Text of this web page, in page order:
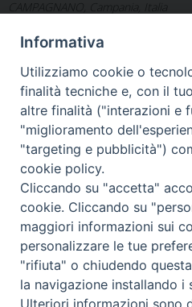
CAMPAGNANO, Campania, Italia
S. GIOVAN GIUSEPPE
DELLA CROCE ALIFE
Diocesi di Alife-
Via Angelo Scorciarini
Tel: 0823.786166 /
Email:
Informativa
Utilizziamo cookie o
finalità tecniche e, con il
altre finalità ("interazioni e
"miglioramento
"targeting e pubblicità")
cookie policy.
Cliccando su "accetta"
cookie. Cliccando su
maggiori informazioni sui
personalizzare le tue
"rifiuta" o chiudendo
la navigazione installando i